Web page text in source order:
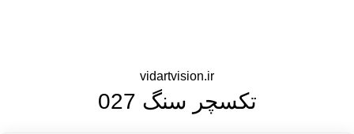
vidartvision.ir
تکسچر سنگ 027